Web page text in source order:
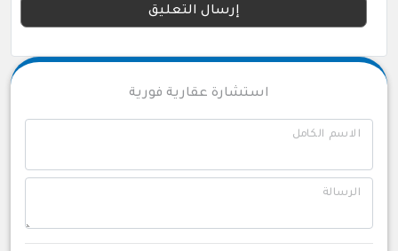
استشارة عقارية فورية
الاسم الكامل
الرسالة